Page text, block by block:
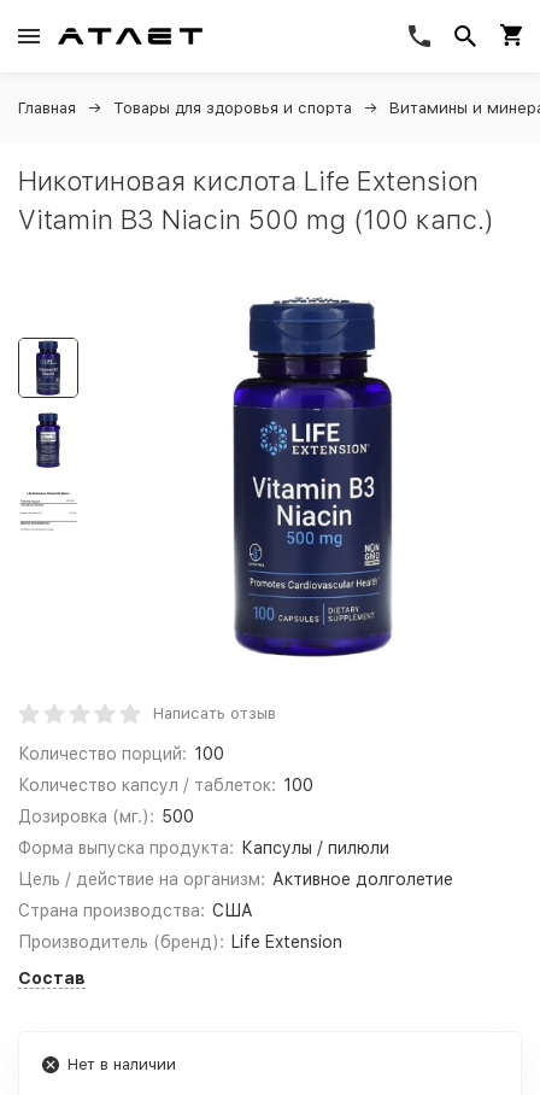
Главная Товары для здоровья и спорта Витамины и
Никотиновая кислота Life Extension
Vitamin B3 Niacin 500 mg (100 капс.)
Написать отзыв
Количество порций: 100
Количество капсул / таблеток: 100
Дозировка (мг.): 500
Форма выпуска продукта:
Капсулы / пилюли
Цель / действие на организм: Активное долголетие
Страна производства: США
Производитель (бренд): Life Extension
Состав
Нет в наличии